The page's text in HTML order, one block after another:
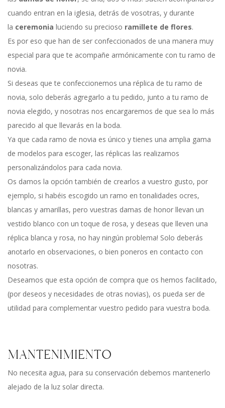
cuando entran en la iglesia, detrás de vosotras, y durante
la ceremonia luciendo su precioso ramillete de flores.
Es por eso que han de ser confeccionados de una manera muy
especial para que te acompañe armónicamente con tu ramo de
novia.
Si deseas que te confeccionemos una réplica de tu ramo de
novia, solo deberás agregarlo a tu pedido, junto a tu ramo de
novia elegido, y nosotras nos encargaremos de que sea lo más
parecido al que llevarás en la boda.
Ya que cada ramo de novia es único y tienes una amplia gama
de modelos para escoger, las réplicas las realizamos
personalizándolos para cada novia.
Os damos la opción también de crearlos a vuestro gusto, por
ejemplo, si habéis escogido un ramo en tonalidades ocres,
blancas y amarillas, pero vuestras damas de honor llevan un
vestido blanco con un toque de rosa, y deseas que lleven una
réplica blanca y rosa, no hay ningún problema! Solo deberás
anotarlo en observaciones, o bien poneros en contacto con
nosotras.
Deseamos que esta opción de compra que os hemos facilitado,
(por deseos y necesidades de otras novias), os pueda ser de
utilidad para complementar vuestro pedido para vuestra boda.
MANTENIMIENTO
No necesita agua, para su conservación debemos mantenerlo
alejado de la luz solar directa.